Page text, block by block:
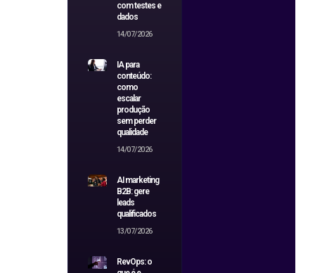
com testes e
dados
14/07/2026
IA para
conteúdo:
como
escalar
produção
sem perder
qualidade
14/07/2026
AI marketing
B2B: gere
leads
qualificados
13/07/2026
RevOps: o